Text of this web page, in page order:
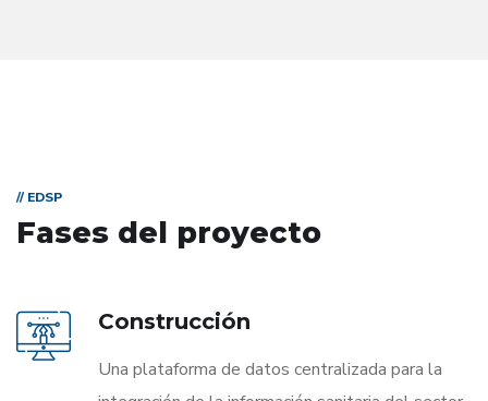
// EDSP
Fases del proyecto
Construcción
Una plataforma de datos centralizada para la